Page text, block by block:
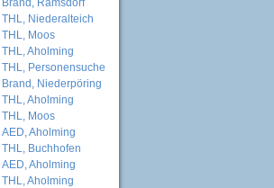
THL, Niederalteich
THL, Moos
THL, Aholming
THL, Personensuche
Brand, Niederpöring
THL, Aholming
THL, Moos
AED, Aholming
THL, Buchhofen
AED, Aholming
THL, Aholming